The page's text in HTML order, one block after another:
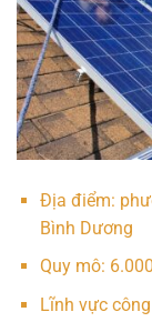
Địa điểm:
Bình Dương
Quy mô:
Lĩnh vực